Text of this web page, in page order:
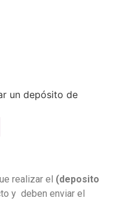
un depósito de
realizar el (deposito
y deben enviar el